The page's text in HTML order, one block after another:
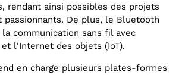
rendant ainsi possibles des projets
passionnants. De plus, le Bluetooth
communication sans fil avec
l'Internet des objets (IoT).
en charge plusieurs plates-formes